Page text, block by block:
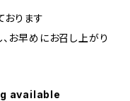
ります
お早めにお召し上がり
available